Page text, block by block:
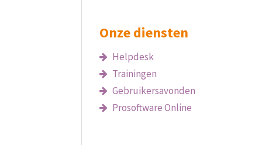
Onze diensten
Helpdesk
Trainingen
Gebruikersavonden
Prosoftware Online